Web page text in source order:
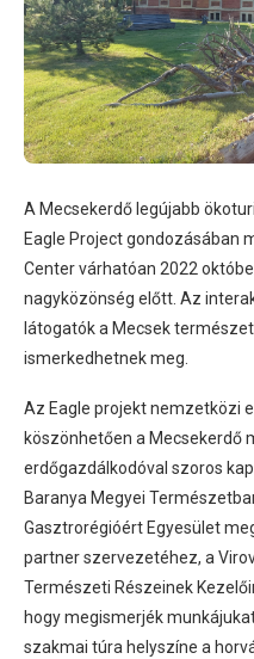
A Mecsekerdő legújabb
Eagle Project gondozásában
Center várhatóan 2022
nagyközönség előtt. Az
látogatók a Mecsek
ismerkedhetnek meg.
Az Eagle projekt nemzetközi
köszönhetően a Mecsekerdő
erdőgazdálkodóval szoros
Baranya Megyei
Gasztrorégióért Egyesület
partner szervezetéhez, a
Természeti Részeinek
hogy megismerjék
szakmai túra helyszíne a